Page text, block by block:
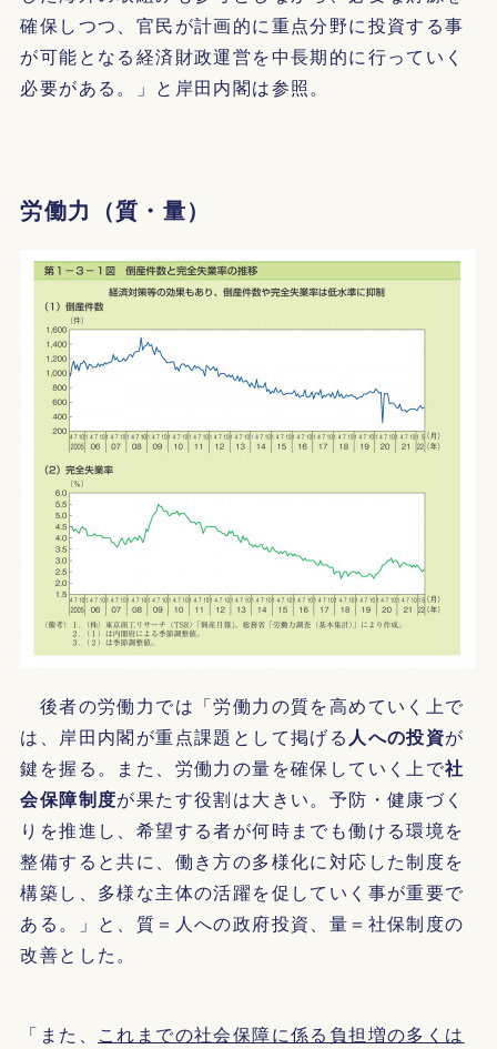
確保しつつ、官民が計画的に重点分野に投資する事
が可能となる経済財政運営を中長期的に行っていく
必要がある。」と岸田内閣は参照。
労働力（質・量）
後者の労働力では「労働力の質を高めていく上で
は、岸田内閣が重点課題として掲げる 人への投資が
鍵を握る。また、労働力の量を確保していく上で社
会保障制度が果たす役割は大きい。予防・健康づく
りを推進し、希望する者が何時までも働ける環境を
整備すると共に、働き方の多様化に対応した制度を
構築し、多様な主体の活躍を促していく事が重要で
ある。」と、質＝人への政府投資、量＝社保制度の
改善とした。
「また、 これまでの社会保障に係る負担増の多くは